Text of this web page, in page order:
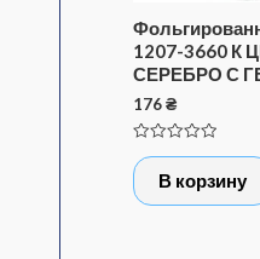
1207-3660 К
СЕРЕБРО С
176₴
Оценка
0
5
В корзину